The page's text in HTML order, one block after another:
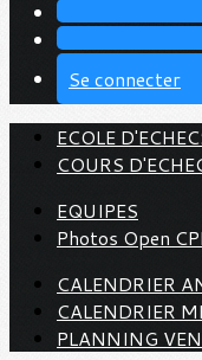
Se connecter
ECOLE
COURS
EQUIPES
Photos Open
CALENDRIER
CALENDRIER
PLANNING